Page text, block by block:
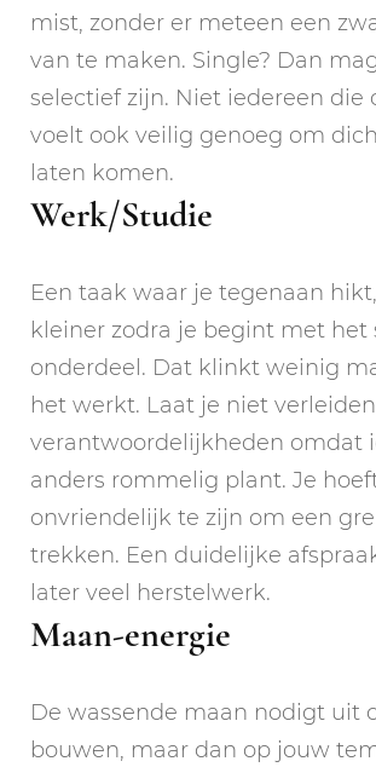
mist, zonder er meteen een
van te maken. Single? Dan
selectief zijn. Niet iedereen die
voelt ook veilig genoeg om
laten komen.
Werk/Studie
Een taak waar je tegenaan
kleiner zodra je begint met het
onderdeel. Dat klinkt weinig
het werkt. Laat je niet
verantwoordelijkheden omdat
anders rommelig plant. Je
onvriendelijk te zijn om een
trekken. Een duidelijke
later veel herstelwerk.
Maan-energie
De wassende maan nodigt uit
bouwen, maar dan op jouw